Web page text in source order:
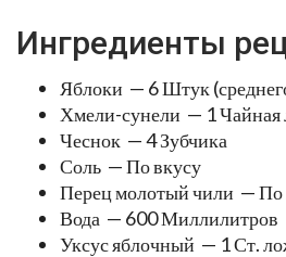
Ингредиенты
Яблоки — 6 Штук
Хмели-сунели — 1 Чайная
Чеснок — 4 Зубчика
Соль — По вкусу
Перец молотый чили — По
Вода — 600 Миллилитров
Уксус яблочный — 1 Ст.